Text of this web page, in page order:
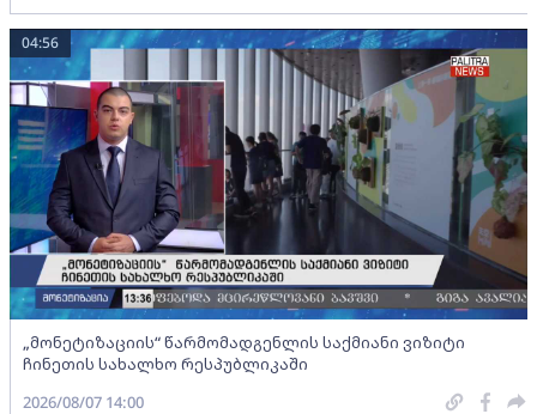
„მონეტიზაციის“ წარმომადგენლის საქმიანი ვიზიტი
ჩინეთის სახალხო რესპუბლიკაში
04:56
2026/08/07 14:00